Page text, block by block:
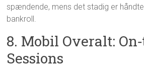
spændende, mens det stadig er
bankroll.
8. Mobil Overalt:
Sessions